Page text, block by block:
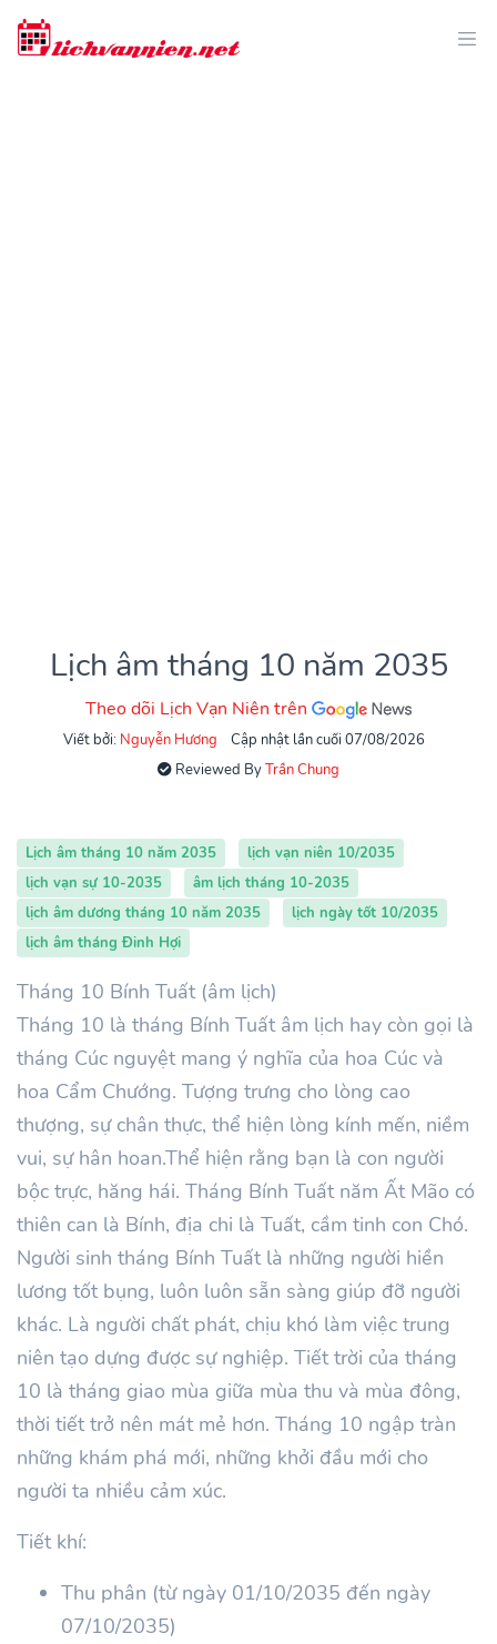
Lịch âm tháng 10 năm 2035
Theo dõi Lịch Vạn Niên trên
Viết bởi: Nguyễn Hương
Cập nhật lần cuối 07/08/2026
Reviewed ByTrần Chung
Lịch âm tháng 10 năm 2035
lịch vạn niên 10/2035
lịch vạn sự 10-2035
âm lịch tháng 10-2035
lịch âm dương tháng 10 năm 2035
lịch ngày tốt 10/2035
lịch âm tháng Đinh Hợi
Tháng 10 Bính Tuất (âm lịch)
Tháng 10 là tháng Bính Tuất âm lịch hay còn gọi là
tháng Cúc nguyệt mang ý nghĩa của hoa Cúc và
hoa Cẩm Chướng. Tượng trưng cho lòng cao
thượng, sự chân thực, thể hiện lòng kính mến, niềm
vui, sự hân hoan.Thể hiện rằng bạn là con người
bộc trực, hăng hái. Tháng Bính Tuấtnăm Ất Mão có
thiên can là Bính, địa chi là Tuất, cầm tinh con Chó.
Người sinh tháng Bính Tuất là những người hiền
lương tốt bụng, luôn luôn sẵn sàng giúp đỡ người
khác. Là người chất phát, chịu khó làm việc trung
niên tạo dựng được sự nghiệp. Tiết trời của tháng
10 là tháng giao mùa giữa mùa thu và mùa đông,
thời tiết trở nên mát mẻ hơn. Tháng 10 ngập tràn
những khám phá mới, những khởi đầu mới cho
người ta nhiều cảm xúc.
Tiết khí:
Thu phân (từ ngày 01/10/2035 đến ngày
07/10/2035)